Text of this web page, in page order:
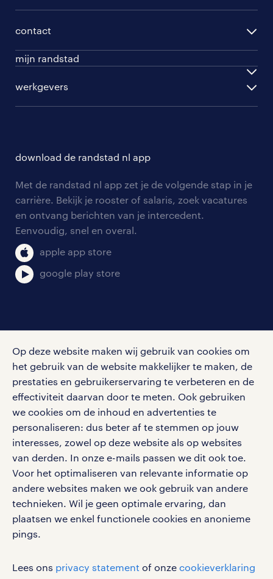
Op deze website maken wij gebruik van cookies om
het gebruik van de website makkelijker te maken, de
prestaties en gebruikerservaring te verbeteren en de
effectiviteit daarvan door te meten. Ook gebruiken
we cookies om de inhoud en advertenties te
personaliseren: dus beter af te stemmen op jouw
interesses, zowel op deze website als op websites
van derden. In onze e-mails passen we dit ook toe.
Voor het optimaliseren van relevante informatie op
andere websites maken we ook gebruik van andere
technieken. Wil je geen optimale ervaring, dan
plaatsen we enkel functionele cookies en anonieme
pings.
Lees ons privacy statement of onze cookieverklaring
per vakgebied
per topwerkgever
ontwikkel jezelf
work for ukraine
contact
werknemers
werkgevers
mijn randstad
werkgevers
algemene voorwaarden
download de randstad nl app
Met de randstad nl app zet je de volgende stap in je
carrière. Bekijk je rooster of salaris, zoek vacatures
en ontvang berichten van je intercedent.
Eenvoudig, snel en overal.
apple app store
google play store
Volg ons voor de leukste content omtrent
vacatures, solliciteren en inspiratie.
werken bij randstad
gebruikersvoorwaarden
privacystatement
cookies
disclaimer
sitemap
RANDSTAD, HUMAN FORWARD en SHAPING THE